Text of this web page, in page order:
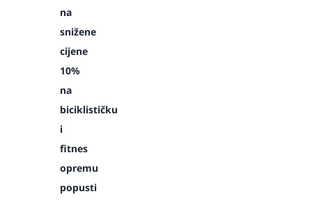
na
snižene
cijene
10%
na
biciklističku
i
fitnes
opremu
popusti